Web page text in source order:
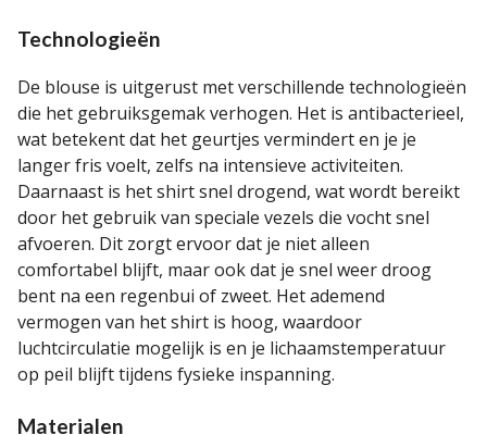
Technologieën
De blouse is uitgerust met verschillende technologieën
die het gebruiksgemak verhogen. Het is antibacterieel,
wat betekent dat het geurtjes vermindert en je je
langer fris voelt, zelfs na intensieve activiteiten.
Daarnaast is het shirt snel drogend, wat wordt bereikt
door het gebruik van speciale vezels die vocht snel
afvoeren. Dit zorgt ervoor dat je niet alleen
comfortabel blijft, maar ook dat je snel weer droog
bent na een regenbui of zweet. Het ademend
vermogen van het shirt is hoog, waardoor
luchtcirculatie mogelijk is en je lichaamstemperatuur
op peil blijft tijdens fysieke inspanning.
Materialen